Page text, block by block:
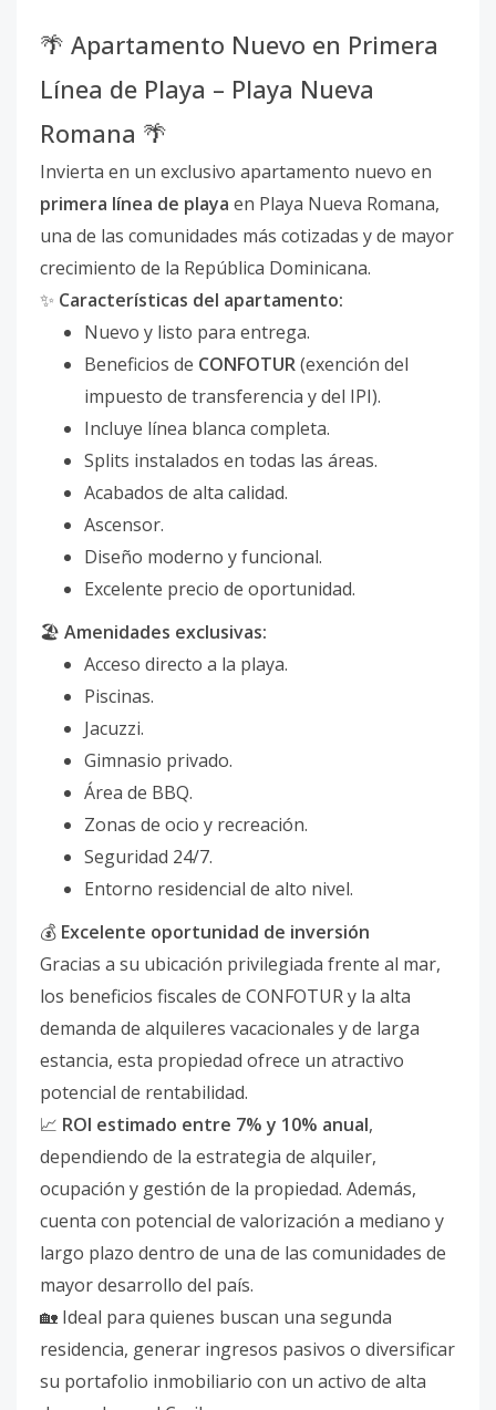
🌴 Apartamento Nuevo en Primera
Línea de Playa – Playa Nueva
Romana 🌴
Invierta en un exclusivo apartamento nuevo en
primera línea de playa en Playa Nueva Romana,
una de las comunidades más cotizadas y de mayor
crecimiento de la República Dominicana.
✨ Características del apartamento:
Nuevo y listo para entrega.
Beneficios de CONFOTUR(exención del
impuesto de transferencia y del IPI).
Incluye línea blanca completa.
Splits instalados en todas las áreas.
Acabados de alta calidad.
Ascensor.
Diseño moderno y funcional.
Excelente precio de oportunidad.
🏖️ Amenidades exclusivas:
Acceso directo a la playa.
Piscinas.
Jacuzzi.
Gimnasio privado.
Área de BBQ.
Zonas de ocio y recreación.
Seguridad 24/7.
Entorno residencial de alto nivel.
💰 Excelente oportunidad de inversión
Gracias a su ubicación privilegiada frente al mar,
los beneficios fiscales de CONFOTUR y la alta
demanda de alquileres vacacionales y de larga
estancia, esta propiedad ofrece un atractivo
potencial de rentabilidad.
📈 ROI estimado entre 7% y 10% anual,
dependiendo de la estrategia de alquiler,
ocupación y gestión de la propiedad. Además,
cuenta con potencial de valorización a mediano y
largo plazo dentro de una de las comunidades de
mayor desarrollo del país.
🏡 Ideal para quienes buscan una segunda
residencia, generar ingresos pasivos o diversificar
su portafolio inmobiliario con un activo de alta